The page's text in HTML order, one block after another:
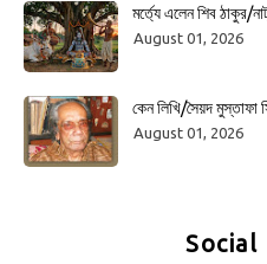
মর্ত্যে এলেন শিব ঠাকুর/
August 01, 2026
কেন লিখি/সৈয়দ মুস্তাফা
August 01, 2026
Social